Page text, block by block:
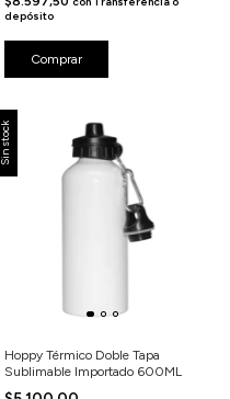
depósito
Sin stock
Hoppy Térmico Doble Tapa
Sublimable Importado 600ML